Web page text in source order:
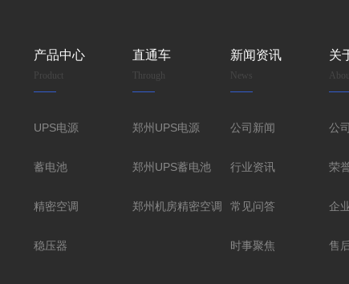
产品中心
Product
UPS电源
蓄电池
精密空调
稳压器
直通车
Through
郑州UPS电源
郑州UPS蓄电池
郑州机房精密空调
新闻资讯
News
公司新闻
行业资讯
常见问答
时事聚焦
关
公
荣
企
售